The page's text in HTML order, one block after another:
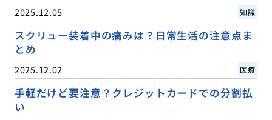
2025.12.05 知識
スクリュー装着中の痛みは？日常生活の注意点ま
とめ
2025.12.02 医療
手軽だけど要注意？クレジットカードでの分割払
い